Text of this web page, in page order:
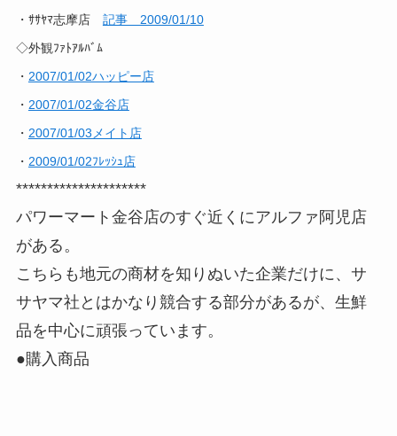
・ｻｻﾔﾏ志摩店 記事 2009/01/10
◇外観ﾌｧﾄｱﾙﾊﾞﾑ
・ 2007/01/02ハッピー店
・ 2007/01/02金谷店
・ 2007/01/03メイト店
・ 2009/01/02ﾌﾚｯｼｭ店
*********************
パワーマート金谷店のすぐ近くにアルファ阿児店
がある。
こちらも地元の商材を知りぬいた企業だけに、サ
サヤマ社とはかなり競合する部分があるが、生鮮
品を中心に頑張っています。
●購入商品